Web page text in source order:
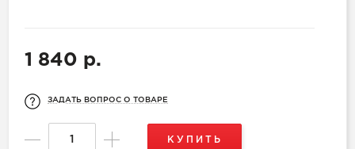
1 840 р.
ЗАДАТЬ ВОПРОС О ТОВАРЕ
КУПИТЬ